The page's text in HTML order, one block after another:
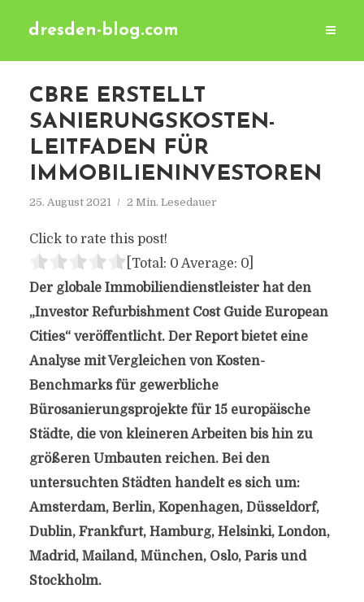
dresden-blog.com
CBRE ERSTELLT
SANIERUNGSKOSTEN-
LEITFADEN FÜR
IMMOBILIENINVESTOREN
25. August 2021 2 Min. Lesedauer
Click to rate this post!
[Total: 0 Average: 0]
Der globale Immobiliendienstleister hat den
„Investor Refurbishment Cost Guide European
Cities“ veröffentlicht. Der Report bietet eine
Analyse mit Vergleichen von Kosten-
Benchmarks für gewerbliche
Bürosanierungsprojekte für 15 europäische
Städte, die von kleineren Arbeiten bis hin zu
größeren Umbauten reichen. Bei den
untersuchten Städten handelt es sich um:
Amsterdam, Berlin, Kopenhagen, Düsseldorf,
Dublin, Frankfurt, Hamburg, Helsinki, London,
Madrid, Mailand, München, Oslo, Paris und
Stockholm.